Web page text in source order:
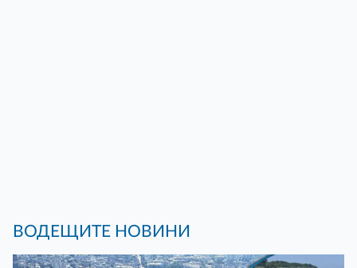
ВОДЕЩИТЕ НОВИНИ